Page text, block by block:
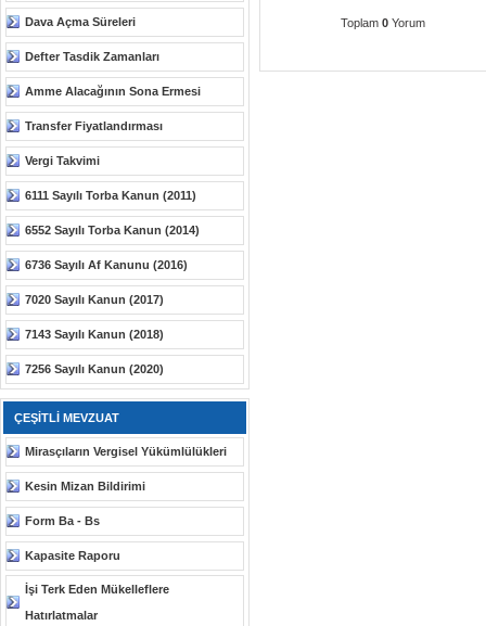
Dava Açma Süreleri
Defter Tasdik Zamanları
Amme Alacağının Sona Ermesi
Transfer Fiyatlandırması
Vergi Takvimi
6111 Sayılı Torba Kanun (2011)
6552 Sayılı Torba Kanun (2014)
6736 Sayılı Af Kanunu (2016)
7020 Sayılı Kanun (2017)
7143 Sayılı Kanun (2018)
7256 Sayılı Kanun (2020)
ÇEŞİTLİ MEVZUAT
Mirasçıların Vergisel Yükümlülükleri
Kesin Mizan Bildirimi
Form Ba - Bs
Kapasite Raporu
İşi Terk Eden Mükelleflere
Hatırlatmalar
Toplam 0Yorum